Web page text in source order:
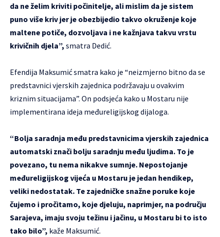
da ne želim kriviti počinitelje, ali mislim da je sistem
puno više kriv jer je obezbijedio takvo okruženje koje
maltene potiče, dozvoljava i ne kažnjava takvu vrstu
krivičnih djela”, smatra Dedić.
Efendija Maksumić smatra kako je “neizmjerno bitno da se
predstavnici vjerskih zajednica podržavaju u ovakvim
kriznim situacijama”. On podsjeća kako u Mostaru nije
implementirana ideja međureligijskog dijaloga.
“Bolja saradnja među predstavnicima vjerskih zajednica
automatski znači bolju saradnju među ljudima. To je
povezano, tu nema nikakve sumnje. Nepostojanje
međureligijskog vijeća u Mostaru je jedan hendikep,
veliki nedostatak. Te zajedničke snažne poruke koje
čujemo i pročitamo, koje djeluju, naprimjer, na području
Sarajeva, imaju svoju težinu i jačinu, u Mostaru bi to isto
tako bilo”, kaže Maksumić.